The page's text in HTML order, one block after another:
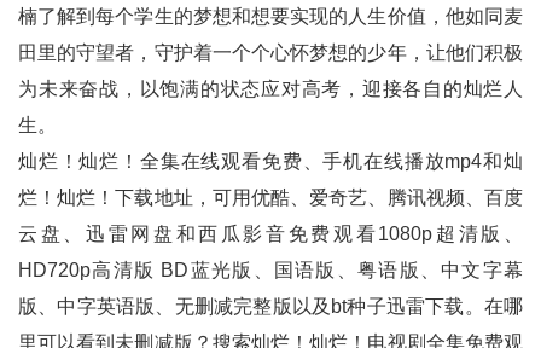
楠了解到每个学生的梦想和想要实现的人生价值，他如同麦
田里的守望者，守护着一个个心怀梦想的少年，让他们积极
为未来奋战，以饱满的状态应对高考，迎接各自的灿烂人
生。
灿烂！灿烂！全集在线观看免费、手机在线播放mp4和灿
烂！灿烂！下载地址，可用优酷、爱奇艺、腾讯视频、百度
云盘、迅雷网盘和西瓜影音免费观看1080p超清版、
HD720p高清版 BD蓝光版、国语版、粤语版、中文字幕
版、中字英语版、无删减完整版以及bt种子迅雷下载。在哪
里可以看到未删减版？搜索灿烂！灿烂！电视剧全集免费观